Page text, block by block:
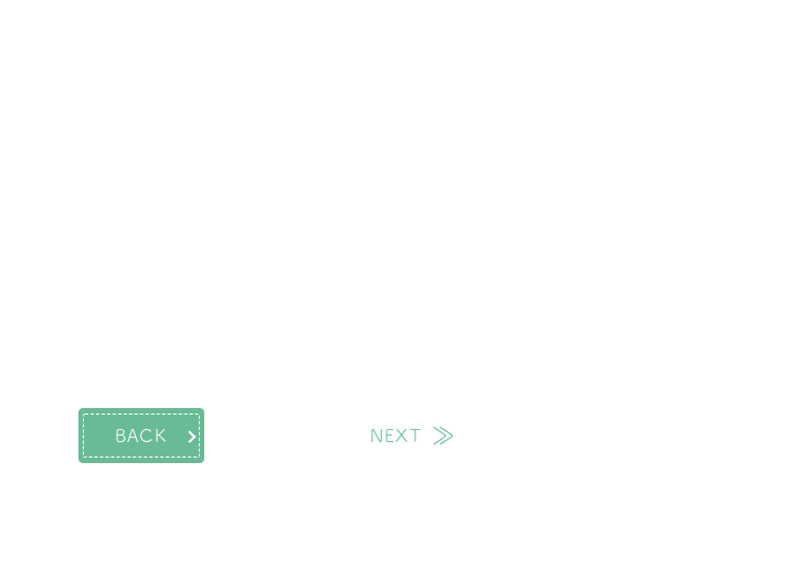
BACK
次の投稿
NEXT